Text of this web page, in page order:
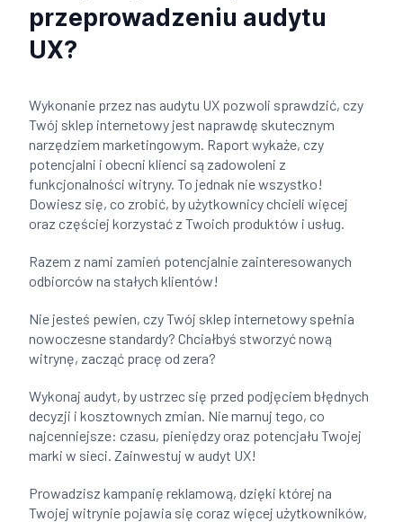
przeprowadzeniu audytu
UX?
Wykonanie przez nas audytu UX pozwoli sprawdzić, czy
Twój sklep internetowy jest naprawdę skutecznym
narzędziem marketingowym. Raport wykaże, czy
potencjalni i obecni klienci są zadowoleni z
funkcjonalności witryny. To jednak nie wszystko!
Dowiesz się, co zrobić, by użytkownicy chcieli więcej
oraz częściej korzystać z Twoich produktów i usług.
Razem z nami zamień potencjalnie zainteresowanych
odbiorców na stałych klientów!
Nie jesteś pewien, czy Twój sklep internetowy spełnia
nowoczesne standardy? Chciałbyś stworzyć nową
witrynę, zacząć pracę od zera?
Wykonaj audyt, by ustrzec się przed podjęciem błędnych
decyzji i kosztownych zmian. Nie marnuj tego, co
najcenniejsze: czasu, pieniędzy oraz potencjału Twojej
marki w sieci. Zainwestuj w audyt UX!
Prowadzisz kampanię reklamową, dzięki której na
Twojej witrynie pojawia się coraz więcej użytkowników,